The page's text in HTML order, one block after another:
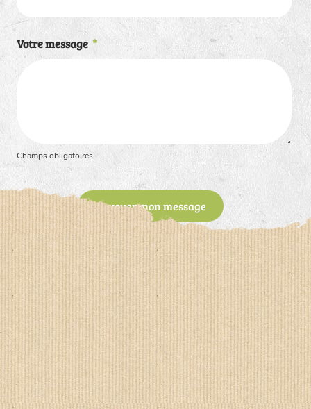
Votre message *
Champs obligatoires
Envoyer mon message